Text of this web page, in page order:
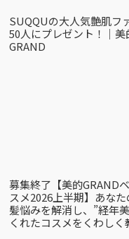
SUQQUの大人気艶肌フ
50人にプレゼント！｜美
GRAND
募集終了【美的GRAND
スメ2026上半期】あなた
髪悩みを解消し、”経年
くれたコスメをくわしく